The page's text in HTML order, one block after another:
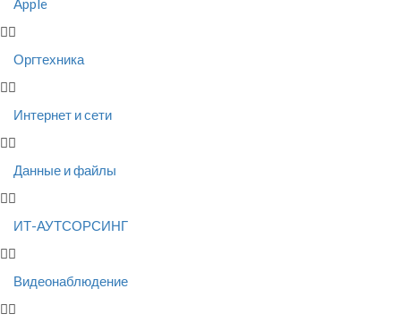
Apple
Оргтехника
Интернет и сети
Данные и файлы
ИТ-АУТСОРСИНГ
Видеонаблюдение